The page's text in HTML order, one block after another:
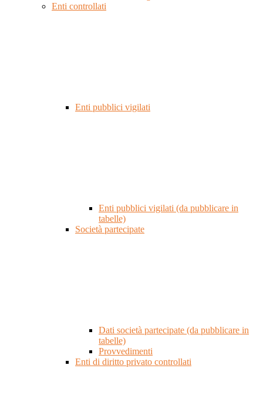
Enti controllati
Enti pubblici vigilati
Enti pubblici vigilati (da pubblicare in
tabelle)
Società partecipate
Dati società partecipate (da pubblicare in
tabelle)
Provvedimenti
Enti di diritto privato controllati